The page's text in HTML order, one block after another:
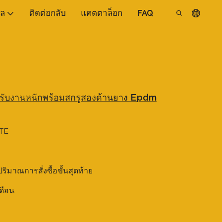
ติดต่อกลับ แคตตาล็อก FAQ
งานหนักพร้อมสกรูสองด้านยาง Epdm
ริมาณการสั่งซื้อขั้นสุดท้าย
อน